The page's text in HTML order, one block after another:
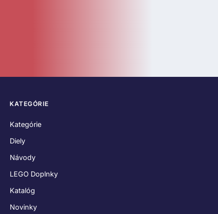
KATEGÓRIE
Kategórie
Diely
Návody
LEGO Doplnky
Katalóg
Novinky